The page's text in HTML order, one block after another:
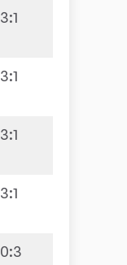
3:1
3:1
3:1
3:1
0:3